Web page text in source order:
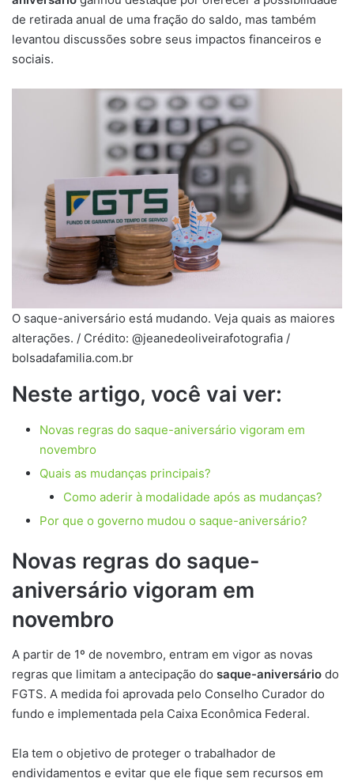
de retirada anual de uma fração do saldo, mas também
levantou discussões sobre seus impactos financeiros e
sociais.
O saque-aniversário está mudando. Veja quais as maiores
alterações. / Crédito: @jeanedeoliveirafotografia /
bolsadafamilia.com.br
Neste artigo, você vai ver:
Novas regras do saque-aniversário vigoram em
novembro
Quais as mudanças principais?
Como aderir à modalidade após as mudanças?
Por que o governo mudou o saque-aniversário?
Novas regras do saque-
aniversário vigoram em
novembro
A partir de 1º de novembro, entram em vigor as novas
regras que limitam a antecipação do saque-aniversário do
FGTS. A medida foi aprovada pelo Conselho Curador do
fundo e implementada pela Caixa Econômica Federal.
Ela tem o objetivo de proteger o trabalhador de
endividamentos e evitar que ele fique sem recursos em